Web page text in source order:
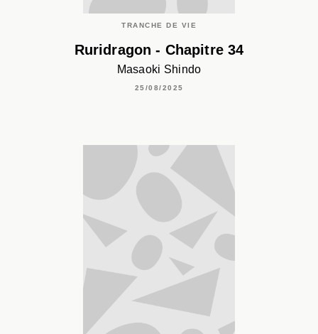
TRANCHE DE VIE
Ruridragon - Chapitre 34
Masaoki Shindo
25/08/2025